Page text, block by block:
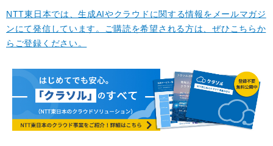
NTT東日本では、生成AIやクラウドに関する情報をメールマガジ
ンにて発信しています。ご購読を希望される方は、ぜひこちらか
らご登録ください。